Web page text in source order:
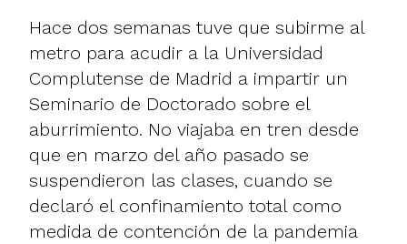
Hace dos semanas tuve que subirme al
metro para acudir a la Universidad
Complutense de Madrid a impartir un
Seminario de Doctorado sobre el
aburrimiento. No viajaba en tren desde
que en marzo del año pasado se
suspendieron las clases, cuando se
declaró el confinamiento total como
medida de contención de la pandemia